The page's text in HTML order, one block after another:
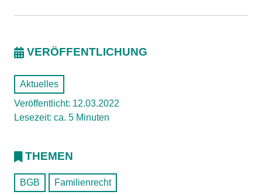
VERÖFFENTLICHUNG
Aktuelles
Veröffentlicht: 12.03.2022
Lesezeit: ca. 5 Minuten
THEMEN
BGB Familienrecht